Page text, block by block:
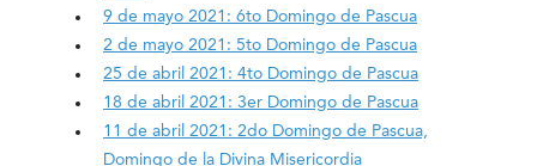
9 de mayo 2021: 6to Domingo de Pascua
2 de mayo 2021: 5to Domingo de Pascua
25 de abril 2021: 4to Domingo de Pascua
18 de abril 2021: 3er Domingo de Pascua
11 de abril 2021: 2do Domingo de Pascua,
Domingo de la Divina Misericordia